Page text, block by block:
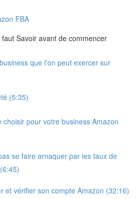
FBA
Savoir avant de commencer
que l'on peut exercer sur
(5:35)
choisir pour votre business Amazon
se faire arnaquer par les taux de
et vérifier son compte Amazon (32:16)